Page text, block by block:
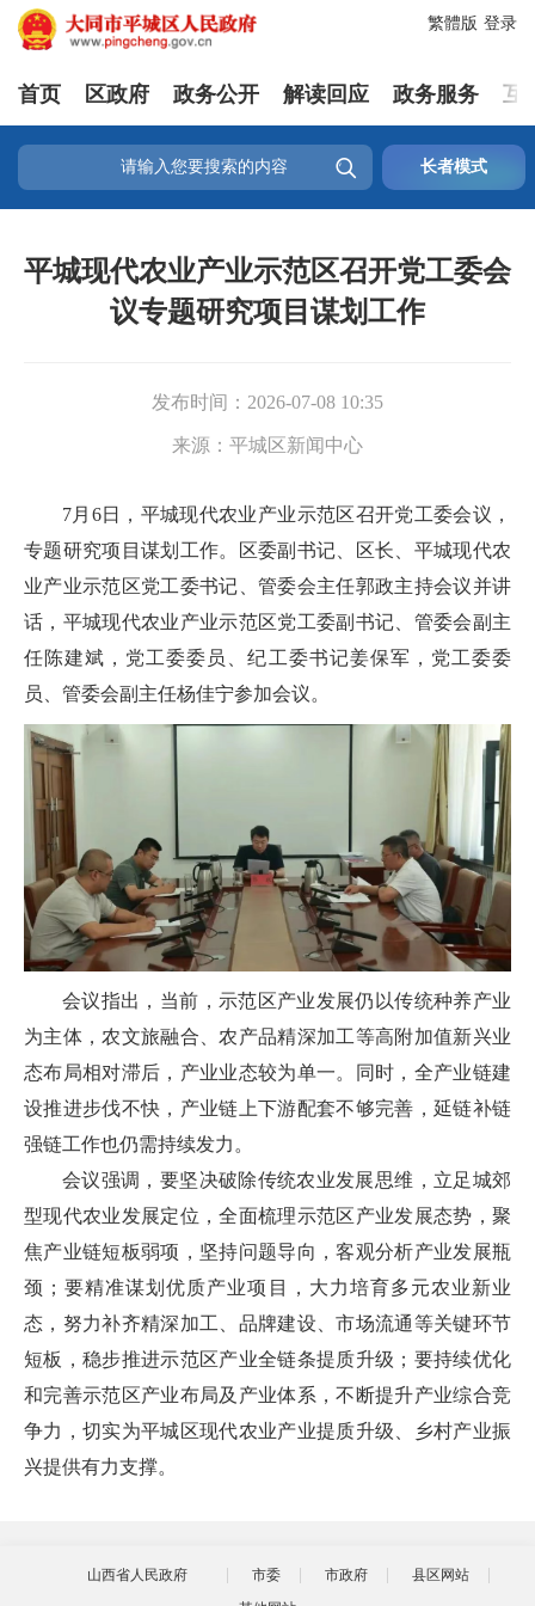
登录
繁體版
首页 区政府 政务公开 解读回应 政务服务 互
 长者模式
平城现代农业产业示范区召开党工委会
议专题研究项目谋划工作
发布时间： 2026-07-08 10:35
来源： 平城区新闻中心
7月6日，平城现代农业产业示范区召开党工委会议，
专题研究项目谋划工作。区委副书记、区长、平城现代农
业产业示范区党工委书记、管委会主任郭政主持会议并讲
话，平城现代农业产业示范区党工委副书记、管委会副主
任陈建斌，党工委委员、纪工委书记姜保军，党工委委
员、管委会副主任杨佳宁参加会议。
会议指出，当前，示范区产业发展仍以传统种养产业
为主体，农文旅融合、农产品精深加工等高附加值新兴业
态布局相对滞后，产业业态较为单一。同时，全产业链建
设推进步伐不快，产业链上下游配套不够完善，延链补链
强链工作也仍需持续发力。
会议强调，要坚决破除传统农业发展思维，立足城郊
型现代农业发展定位，全面梳理示范区产业发展态势，聚
焦产业链短板弱项，坚持问题导向，客观分析产业发展瓶
颈；要精准谋划优质产业项目，大力培育多元农业新业
态，努力补齐精深加工、品牌建设、市场流通等关键环节
短板，稳步推进示范区产业全链条提质升级；要持续优化
和完善示范区产业布局及产业体系，不断提升产业综合竞
争力，切实为平城区现代农业产业提质升级、乡村产业振
兴提供有力支撑。
山西省人民政府 市委 市政府
县区网站